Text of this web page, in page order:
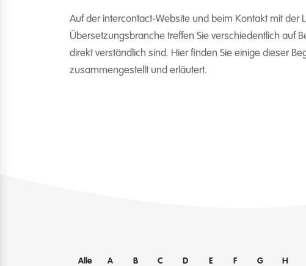
Auf der intercontact-Website und beim Kontakt mit der
Übersetzungsbranche treffen Sie verschiedentlich auf
direkt verständlich sind. Hier finden Sie einige dieser
zusammengestellt und erläutert.
Alle A B C D E F G H